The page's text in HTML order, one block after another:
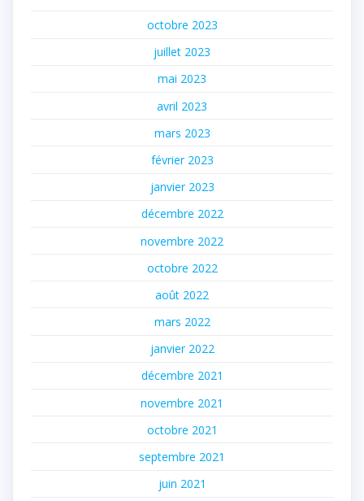
octobre 2023
juillet 2023
mai 2023
avril 2023
mars 2023
février 2023
janvier 2023
décembre 2022
novembre 2022
octobre 2022
août 2022
mars 2022
janvier 2022
décembre 2021
novembre 2021
octobre 2021
septembre 2021
juin 2021